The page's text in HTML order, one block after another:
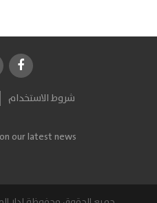
شروط الاستخدام
our latest news!